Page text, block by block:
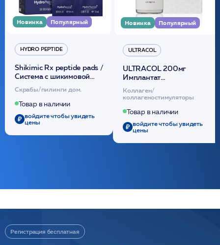
Новинка Популярный
HYDRO PEPTIDE
Shikimic Rx peptide pads /
Cистема с шикимовой
кислотой обновляющая
(30шт) /HP
Скрабы/пилинги дом.
Товар в наличии
войдите чтобы увидеть
цены
Новинка Популярный
ULTRACOL
ULTRACOL 200мг
Имплантат
внутридермальный,
стерильный на основе
полидиоксанона
/ULTRACOL
Коллаген/
коллагеностимуляторы
Товар в наличии
войдите чтобы увидеть
цены
Регистрация бесплатная